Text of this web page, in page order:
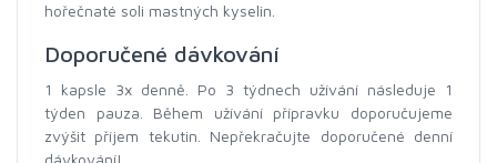
hořečnaté soli mastných kyselin.
Doporučené dávkování
1 kapsle 3x denně. Po 3 týdnech užívání následuje 1
týden pauza. Během užívání přípravku doporučujeme
zvýšit příjem tekutin. Nepřekračujte doporučené denní
dávkování!